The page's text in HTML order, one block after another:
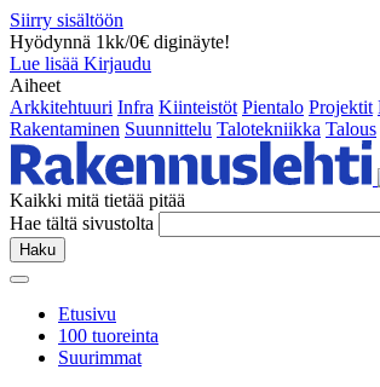
Siirry sisältöön
Hyödynnä 1kk/0€ diginäyte!
Lue lisää Kirjaudu
Aiheet
Arkkitehtuuri Infra Kiinteistöt Pientalo Projektit
Rakentaminen Suunnittelu Talotekniikka Talous
Kaikki mitä tietää pitää
Hae tältä sivustolta
Haku
Etusivu
100 tuoreinta
Suurimmat